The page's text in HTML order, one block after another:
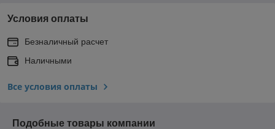
Условия оплаты
Безналичный расчет
Наличными
Все условия оплаты
Подобные товары компании